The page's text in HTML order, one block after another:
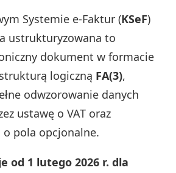
Systemie e-Faktur (KSeF)
ustrukturyzowana to
dokument w formacie
logiczną FA(3),
odwzorowanie danych
ustawę o VAT oraz
o pola opcjonalne.
od 1 lutego 2026 r. dla